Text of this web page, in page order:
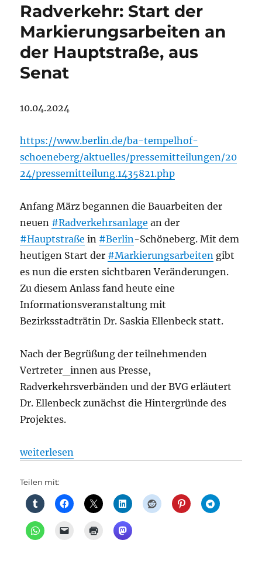
Radverkehr: Start der
Markierungsarbeiten an
der Hauptstraße, aus
Senat
10.04.2024
https://www.berlin.de/ba-tempelhof-
schoeneberg/aktuelles/pressemitteilungen/20
24/pressemitteilung.1435821.php
Anfang März begannen die Bauarbeiten der
neuen #Radverkehrsanlage an der
#Hauptstraße in #Berlin-Schöneberg. Mit dem
heutigen Start der #Markierungsarbeiten gibt
es nun die ersten sichtbaren Veränderungen.
Zu diesem Anlass fand heute eine
Informationsveranstaltung mit
Bezirksstadträtin Dr. Saskia Ellenbeck statt.
Nach der Begrüßung der teilnehmenden
Vertreter_innen aus Presse,
Radverkehrsverbänden und der BVG erläutert
Dr. Ellenbeck zunächst die Hintergründe des
Projektes.
„Radverkehr: Start der Markierungsarbeiten an der
weiterlesen
Teilen mit: